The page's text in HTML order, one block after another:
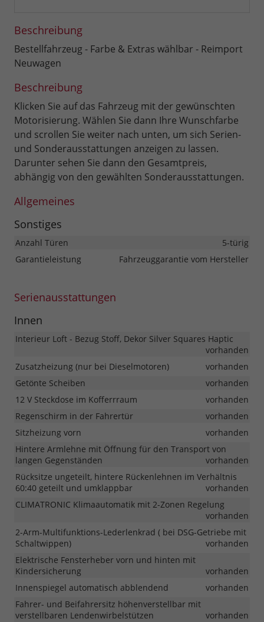
Beschreibung
Bestellfahrzeug - Farbe & Extras wählbar - Reimport
Neuwagen
Beschreibung
Klicken Sie auf das Fahrzeug mit der gewünschten
Motorisierung. Wählen Sie dann Ihre Wunschfarbe
und scrollen Sie weiter nach unten, um sich Serien-
und Sonderausstattungen anzeigen zu lassen.
Darunter sehen Sie dann den Gesamtpreis,
abhängig von den gewählten Sonderausstattungen.
Allgemeines
Sonstiges
Anzahl Türen
5-türig
Garantieleistung
Fahrzeuggarantie vom Hersteller
Serienausstattungen
Innen
Interieur Loft - Bezug Stoff, Dekor Silver Squares Haptic
vorhanden
Zusatzheizung (nur bei Dieselmotoren)
vorhanden
Getönte Scheiben
vorhanden
12 V Steckdose im Kofferrraum
vorhanden
Regenschirm in der Fahrertür
vorhanden
Sitzheizung vorn
vorhanden
Hintere Armlehne mit Öffnung für den Transport von
langen Gegenständen
vorhanden
Rücksitze ungeteilt, hintere Rückenlehnen im Verhältnis
60:40 geteilt und umklappbar
vorhanden
CLIMATRONIC Klimaautomatik mit 2-Zonen Regelung
vorhanden
2-Arm-Multifunktions-Lederlenkrad ( bei DSG-Getriebe mit
Schaltwippen)
vorhanden
Elektrische Fensterheber vorn und hinten mit
Kindersicherung
vorhanden
Innenspiegel automatisch abblendend
vorhanden
Fahrer- und Beifahrersitz höhenverstellbar mit
verstellbaren Lendenwirbelstützen
vorhanden